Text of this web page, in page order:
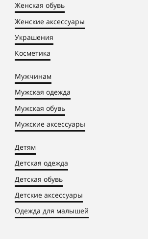
Женская обувь
Женские аксессуары
Украшения
Косметика
Мужчинам
Мужская одежда
Мужская обувь
Мужские аксессуары
Детям
Детская одежда
Детская обувь
Детские аксессуары
Одежда для малышей